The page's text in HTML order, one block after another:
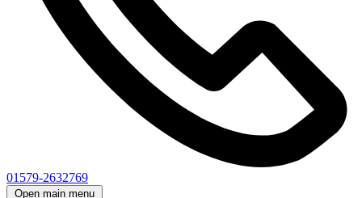
01579-2632769
Open main menu